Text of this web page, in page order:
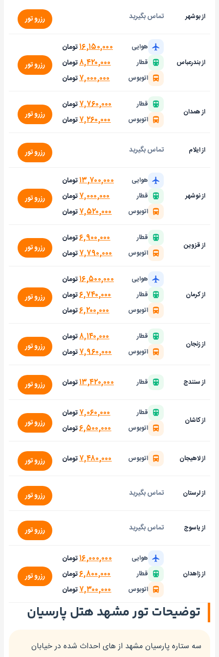
از بوشهر تماس بگیرید رزرو تور
از بندرعباس
هوایی ۱۶,۱۵۰,۰۰۰تومان
قطار ۸,۴۲۰,۰۰۰تومان
اتوبوس ۷,۰۰۰,۰۰۰تومان
رزرو تور
از همدان
قطار ۷,۷۶۰,۰۰۰تومان
اتوبوس ۷,۲۶۰,۰۰۰تومان رزرو تور
از ایلام تماس بگیرید رزرو تور
از نوشهر
هوایی ۱۳,۷۰۰,۰۰۰تومان
قطار ۷,۰۰۰,۰۰۰تومان
اتوبوس ۷,۵۲۰,۰۰۰تومان
رزرو تور
از قزوین
قطار ۶,۹۰۰,۰۰۰تومان
اتوبوس ۷,۷۹۰,۰۰۰تومان رزرو تور
از کرمان
هوایی ۱۶,۵۰۰,۰۰۰تومان
قطار ۶,۷۴۰,۰۰۰تومان
اتوبوس ۶,۲۰۰,۰۰۰تومان
رزرو تور
از زنجان
قطار ۸,۱۴۰,۰۰۰تومان
اتوبوس ۷,۹۶۰,۰۰۰تومان رزرو تور
از سنندج قطار ۱۳,۴۲۰,۰۰۰تومان رزرو تور
از کاشان
قطار ۷,۰۶۰,۰۰۰تومان
اتوبوس ۶,۵۰۰,۰۰۰تومان رزرو تور
از لاهیجان اتوبوس ۷,۴۸۰,۰۰۰تومان رزرو تور
از لرستان تماس بگیرید رزرو تور
از یاسوج تماس بگیرید رزرو تور
از زاهدان
هوایی ۱۶,۰۰۰,۰۰۰تومان
قطار ۶,۸۰۰,۰۰۰تومان
اتوبوس ۷,۳۰۰,۰۰۰تومان
رزرو تور
توضیحات تور مشهد هتل پارسیان
سه ستاره پارسیان مشهد از ‌های احداث شده در خیابان